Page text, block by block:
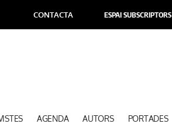
CONTACTA ESPAI SUBSCRIPTORS
AGENDA AUTORS PORTADES